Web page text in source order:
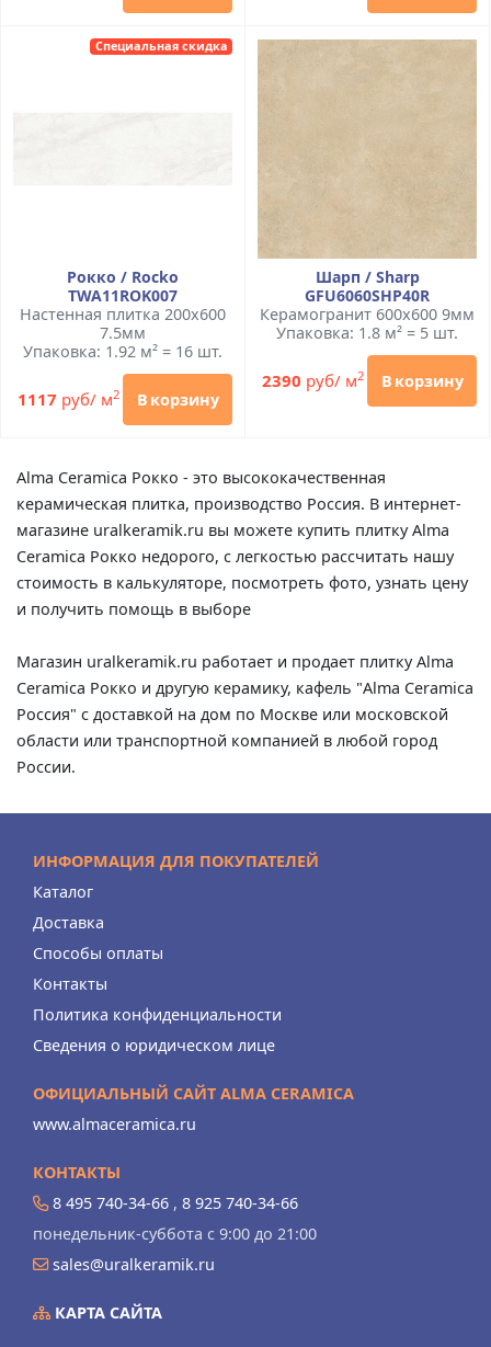
Специальная скидка
Рокко / Rocko
TWA11ROK007
Настенная плитка 200x600
7.5мм
Упаковка: 1.92 м² = 16 шт.
1117 руб/ м2 В корзину
Шарп / Sharp
GFU6060SHP40R
Керамогранит 600x600 9мм
Упаковка: 1.8 м² = 5 шт.
2390 руб/ м2 В корзину
Alma Ceramica Рокко - это высококачественная
керамическая плитка, производство Россия. В интернет-
магазине uralkeramik.ru вы можете купить плитку Alma
Ceramica Рокко недорого, с легкостью рассчитать нашу
стоимость в калькуляторе, посмотреть фото, узнать цену
и получить помощь в выборе
Магазин uralkeramik.ru работает и продает плитку Alma
Ceramica Рокко и другую керамику, кафель "Alma Ceramica
Россия" с доставкой на дом по Москве или московской
области или транспортной компанией в любой город
России.
ИНФОРМАЦИЯ ДЛЯ ПОКУПАТЕЛЕЙ
Каталог
Доставка
Способы оплаты
Контакты
Политика конфиденциальности
Сведения о юридическом лице
ОФИЦИАЛЬНЫЙ САЙТ ALMA CERAMICA
www.almaceramica.ru
КОНТАКТЫ
8 495 740-34-66 , 8 925 740-34-66
понедельник-суббота с 9:00 до 21:00
sales@uralkeramik.ru
КАРТА САЙТА